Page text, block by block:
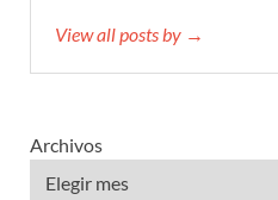
View all posts by →
Archivos